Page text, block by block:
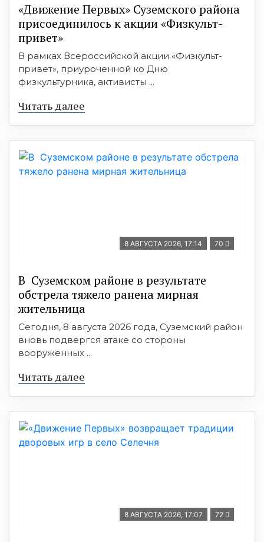
«Движение Первых» Суземского района
присоединилось к акции «Физкульт-
привет»
В рамках Всероссийской акции «Физкульт-
привет», приуроченной ко Дню
физкультурника, активисты ...
Читать далее
8 АВГУСТА 2026, 17:14 70
В Суземском районе в результате
обстрела тяжело ранена мирная
жительница
Сегодня, 8 августа 2026 года, Суземский район
вновь подвергся атаке со стороны
вооруженных ...
Читать далее
8 АВГУСТА 2026, 17:07 72